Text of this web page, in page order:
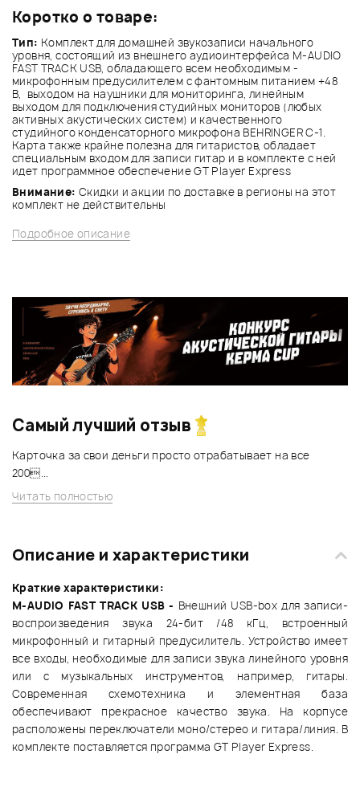
Коротко о товаре:
Тип: Комплект для домашней звукозаписи начального
уровня, состоящий из внешнего аудиоинтерфейса M-AUDIO
FAST TRACK USB, обладающего всем необходимым -
микрофонным предусилителем с фантомным питанием +48
В, выходом на наушники для мониторинга, линейным
выходом для подключения студийных мониторов (любых
активных акустических систем) и качественного
студийного конденсаторного микрофона BEHRINGER C-1.
Карта также крайне полезна для гитаристов, обладает
специальным входом для записи гитар и в комплекте с ней
идет программное обеспечение GT Player Express
Внимание: Скидки и акции по доставке в регионы на этот
комплект не действительны
Подробное описание
Самый лучший отзыв
Карточка за свои деньги просто отрабатывает на все
200...
Читать полностью
Описание и характеристики
Краткие характеристики:
M-AUDIO FAST TRACK USB - Внешний USB-box для записи-
воспроизведения звука 24-бит /48 кГц, встроенный
микрофонный и гитарный предусилитель. Устройство имеет
все входы, необходимые для записи звука линейного уровня
или с музыкальных инструментов, например, гитары.
Современная схемотехника и элементная база
обеспечивают прекрасное качество звука. На корпусе
расположены переключатели моно/стерео и гитара/линия. В
комплекте поставляется программа GT Player Express.